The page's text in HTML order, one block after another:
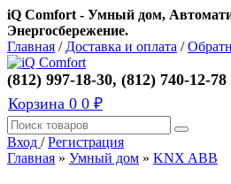
iQ Comfort - Умный дом,
Энергосбережение.
Главная / Доставка и оплата /
(812) 997-18-30, (812) 740-12-78
Корзина 0 0 ₽
Вход /Регистрация
Главная » Умный дом » KNX ABB